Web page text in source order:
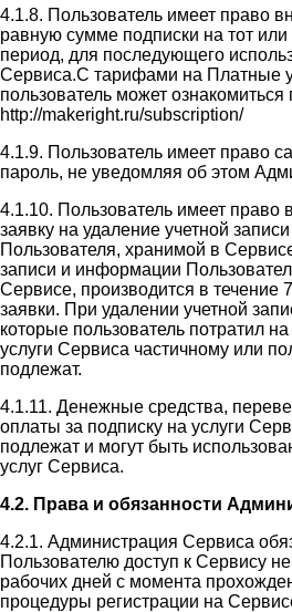
4.1.8. Пользователь имеет право
равную сумме подписки на тот
период, для последующего
Сервиса.С тарифами на Платные
пользователь может ознакомиться
http://makeright.ru/subscription/
4.1.9. Пользователь имеет право
пароль, не уведомляя об этом
4.1.10. Пользователь имеет право
заявку на удаление учетной
Пользователя, хранимой в
записи и информации
Сервисе, производится в течение
заявки. При удалении учетной
которые пользователь потратил
услуги Сервиса частичному или
подлежат.
4.1.11. Денежные средства,
оплаты за подписку на услуги
подлежат и могут быть
услуг Сервиса.
4.2. Права и обязанности
4.2.1. Администрация Сервиса
Пользователю доступ к Сервису
рабочих дней с момента
процедуры регистрации на